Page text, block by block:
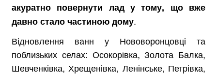
акуратно повернути лад у тому, що вже
давно стало частиною дому.
Відновлення ванн у Нововоронцовці та
поблизьких селах: Осокорівка, Золота Балка,
Шевченківка, Хрещенівка, Ленінське, Петрівка,